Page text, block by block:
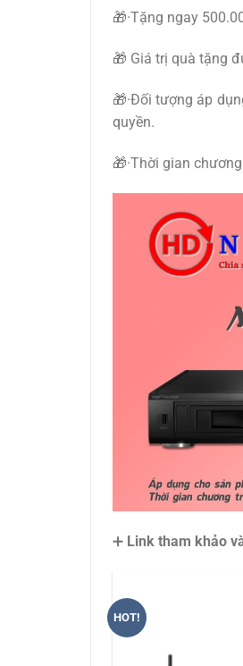
🎁·Tặng ngay
🎁 Giá trị quà tặng
🎁·Đối tượng áp
quyền.
🎁·Thời gian
➕ Link tham khảo
HOT!